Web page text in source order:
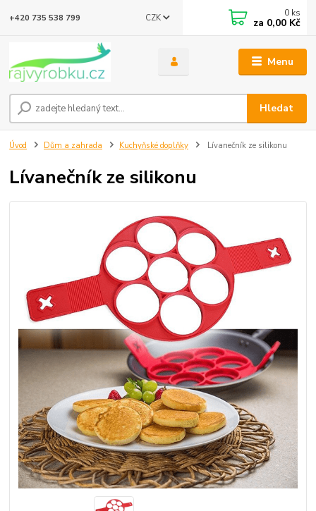
Menu
CZK
Hledat
+420 735 538 799 0 ks
za 0,00 Kč
Úvod Dům a zahrada Kuchyňské doplňky Lívanečník ze silikonu
Lívanečník ze silikonu